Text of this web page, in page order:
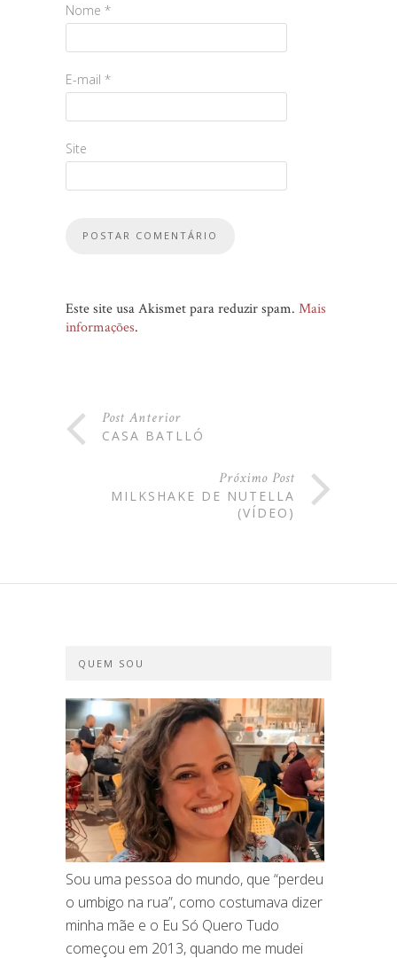
Nome *
E-mail *
Site
Este site usa Akismet para reduzir spam. Mais
informações.
Post Anterior
CASA BATLLÓ
Próximo Post
MILKSHAKE DE NUTELLA
(VÍDEO)
QUEM SOU
Sou uma pessoa do mundo, que “perdeu
o umbigo na rua”, como costumava dizer
minha mãe e o Eu Só Quero Tudo
começou em 2013, quando me mudei